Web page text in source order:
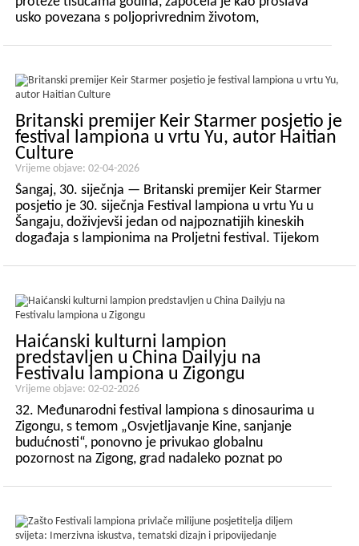
usko povezana s poljoprivrednim životom,
vremenom je prerasla okvire godišnjeg doba...
Britanski premijer Keir Starmer posjetio je
festival lampiona u vrtu Yu, autor Haitian
Culture
Vrijeme objave: 02-04-2026
Šangaj, 30. siječnja — Britanski premijer Keir Starmer
posjetio je 30. siječnja Festival lampiona u vrtu Yu u
Šangaju, doživjevši jedan od najpoznatijih kineskih
događaja s lampionima na Proljetni festival. Tijekom
devet zavoja, ušao u svoj...
Haićanski kulturni lampion
predstavljen u China Dailyju na
Festivalu lampiona u Zigongu
Vrijeme objave: 02-02-2026
32. Međunarodni festival lampiona s dinosaurima u
Zigongu, s temom „Osvjetljavanje Kine, sanjanje
budućnosti“, ponovno je privukao globalnu
pozornost na Zigong, grad nadaleko poznat po
Kao nacionalni događaj nematerijalne kulturne